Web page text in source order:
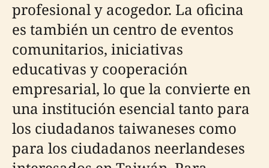
profesional y acogedor. La oficina
es también un centro de eventos
comunitarios, iniciativas
educativas y cooperación
empresarial, lo que la convierte en
una institución esencial tanto para
los ciudadanos taiwaneses como
para los ciudadanos neerlandeses